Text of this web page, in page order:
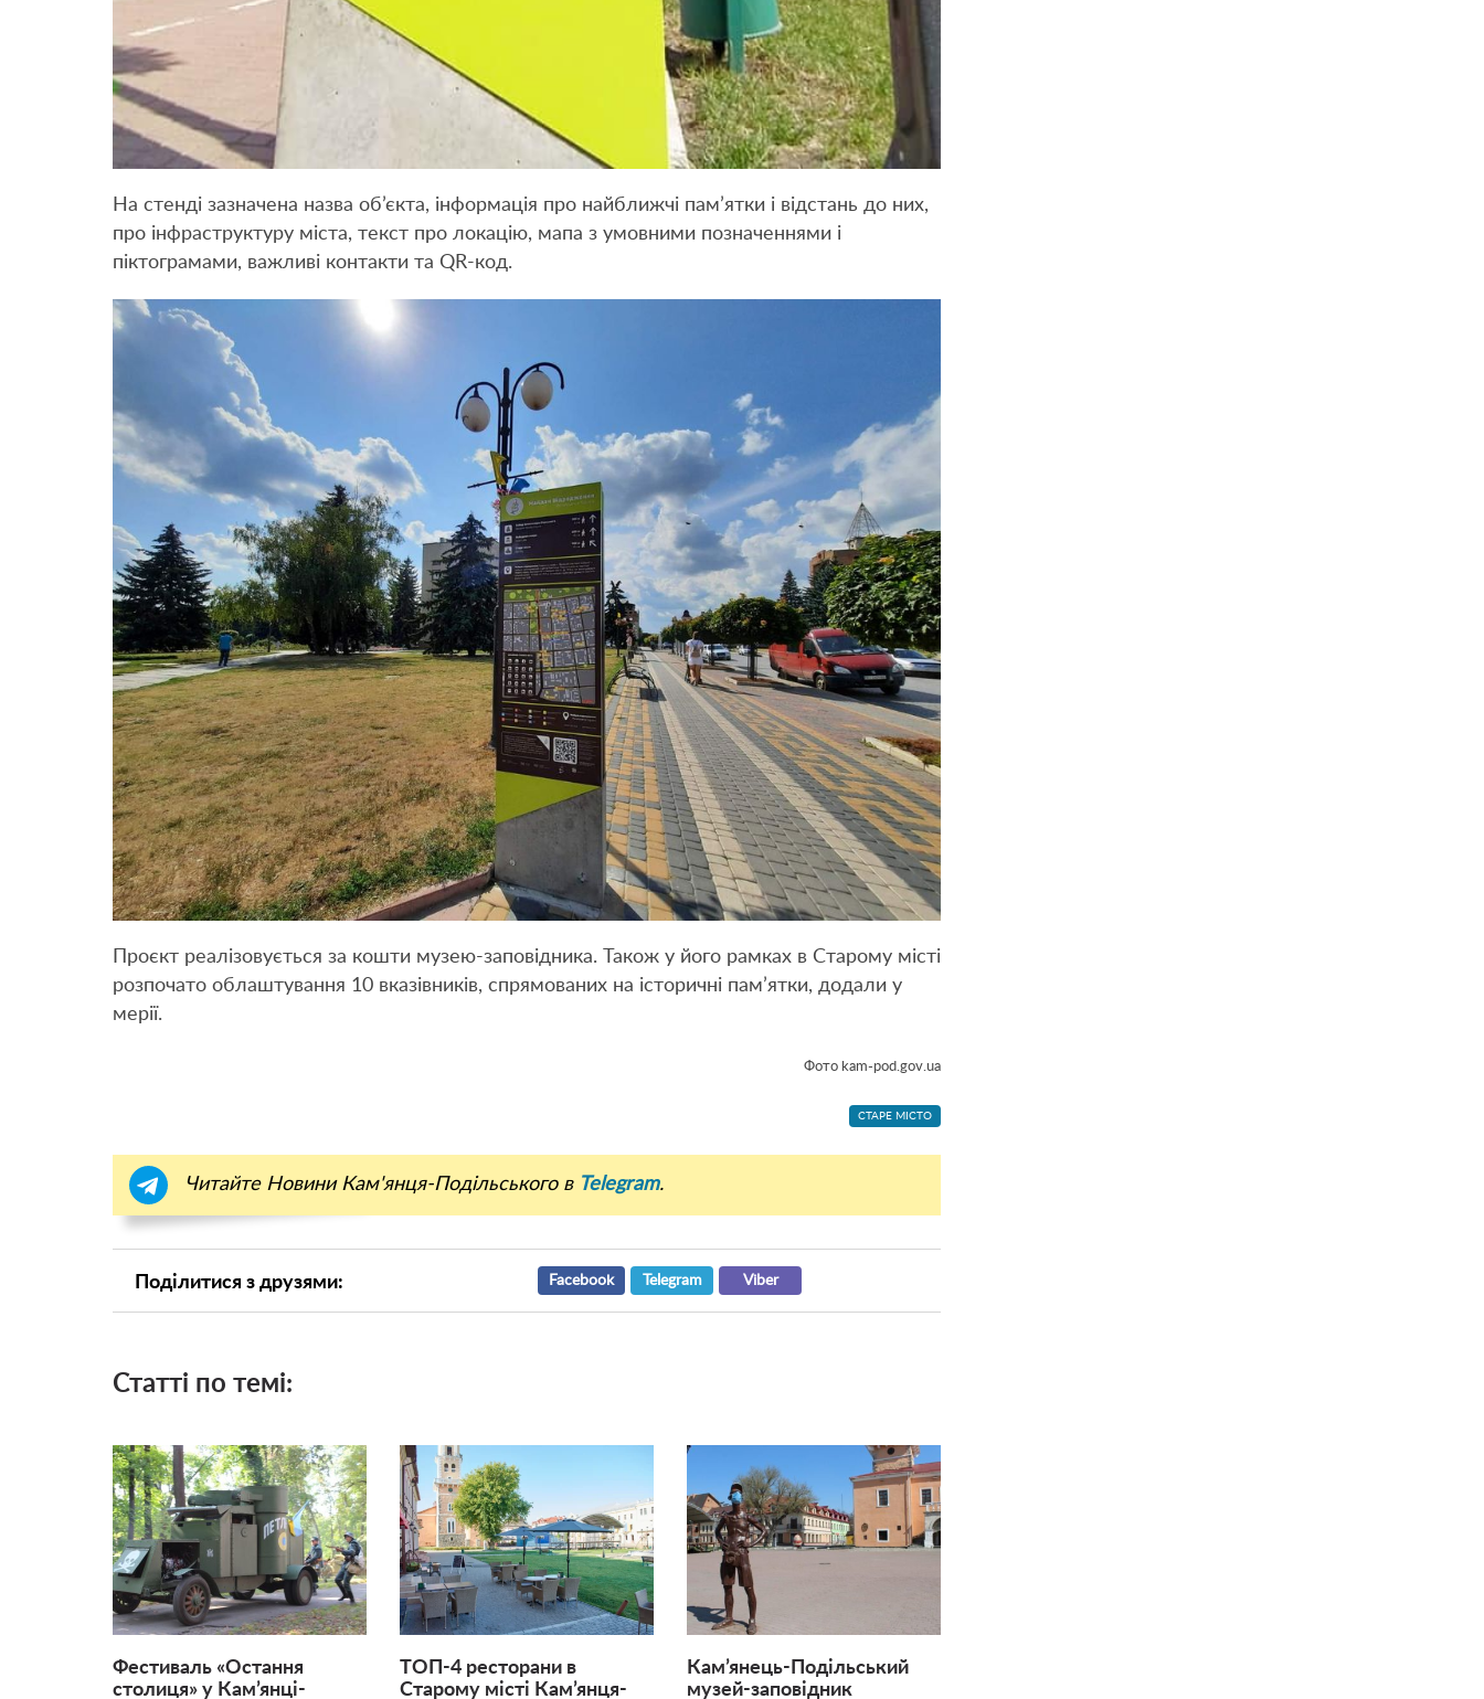
На стенді зазначена назва об’єкта, інформація про найближчі пам’ятки і відстань до них,
про інфраструктуру міста, текст про локацію, мапа з умовними позначеннями і
піктограмами, важливі контакти та QR-код.
Проєкт реалізовується за кошти музею-заповідника. Також у його рамках в Старому місті
розпочато облаштування 10 вказівників, спрямованих на історичні пам’ятки, додали у
мерії.
Фото kam-pod.gov.ua
СТАРЕ МІСТО
Читайте Новини Кам'янця-Подільського в Telegram.
Поділитися з друзями: Facebook Telegram Viber
Статті по темі:
Фестиваль «Остання
столиця» у Кам’янці-
ТОП-4 ресторани в
Старому місті Кам’янця-
Кам’янець-Подільський
музей-заповідник